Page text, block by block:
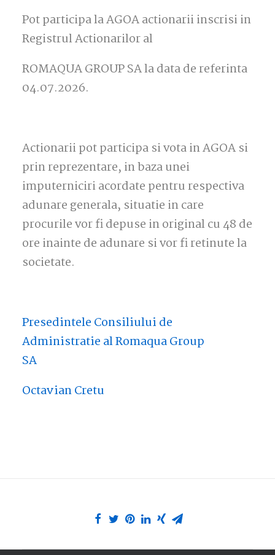
Pot participa la AGOA actionarii inscrisi in
Registrul Actionarilor al
ROMAQUA GROUP SA la data de referinta
04.07.2026.
Actionarii pot participa si vota in AGOA si
prin reprezentare, in baza unei
imputerniciri acordate pentru respectiva
adunare generala, situatie in care
procurile vor fi depuse in original cu 48 de
ore inainte de adunare si vor fi retinute la
societate.
Presedintele Consiliului de
Administratie al Romaqua Group
SA
Octavian Cretu